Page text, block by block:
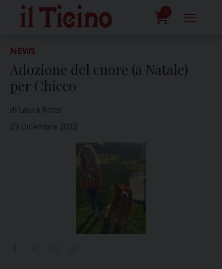
content
0
NEWS
Adozione del cuore (a Natale)
per Chicco
di Laura Rossi
23 Dicembre 2022